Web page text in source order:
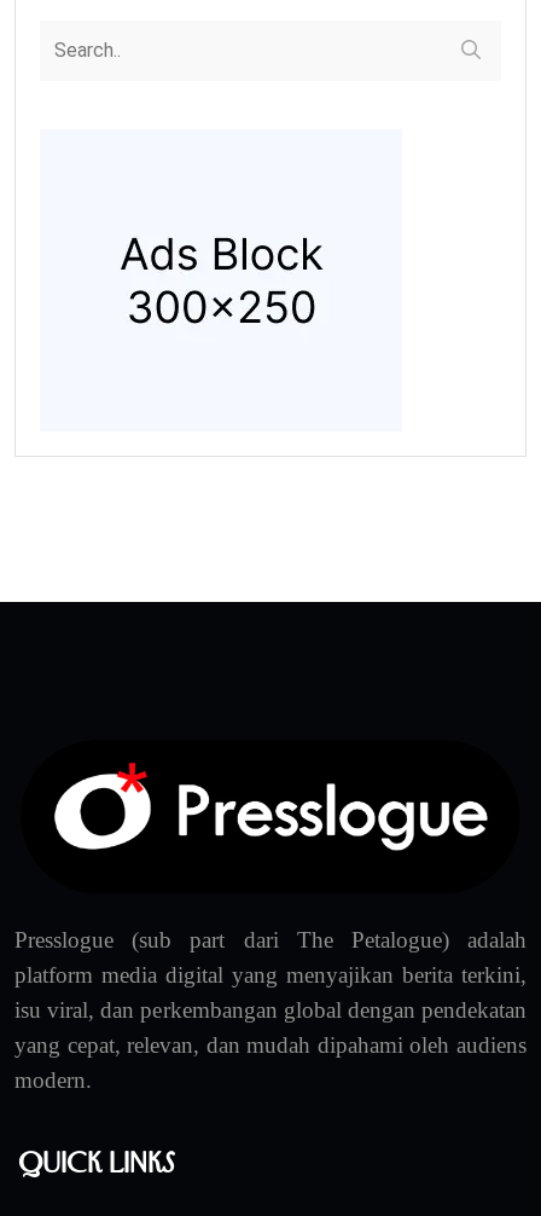
Presslogue (sub part dari The Petalogue) adalah
platform media digital yang menyajikan berita terkini,
isu viral, dan perkembangan global dengan pendekatan
yang cepat, relevan, dan mudah dipahami oleh audiens
modern.
Quick Links